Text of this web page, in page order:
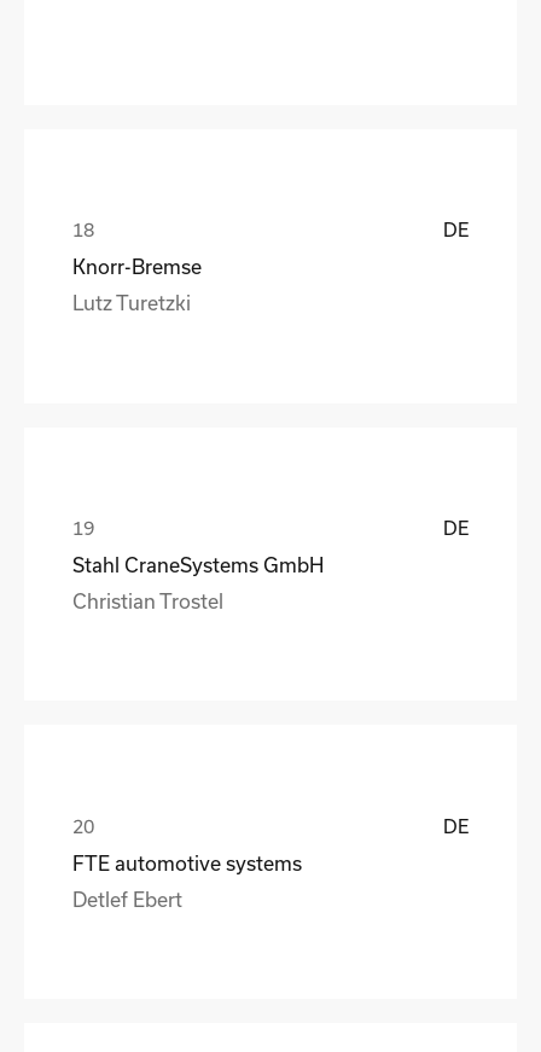
DE
Knorr-Bremse
Lutz Turetzki
DE
Stahl CraneSystems GmbH
Christian Trostel
DE
FTE automotive systems
Detlef Ebert